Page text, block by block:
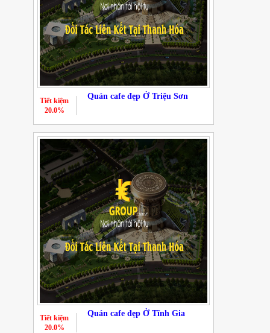
Quán cafe đẹp Ở Triệu Sơn
Tiết kiệm
20.0%
Quán cafe đẹp Ở Tĩnh Gia
Tiết kiệm
20.0%